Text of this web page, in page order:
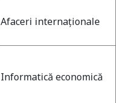
Afaceri internaţionale
Informatică economică